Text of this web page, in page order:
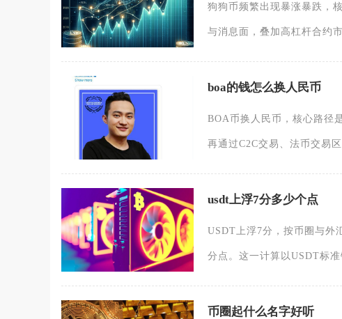
狗狗币频繁出现暴涨暴跌，
与消息面，叠加高杠杆合约
boa的钱怎么换人民币
BOA币换人民币，核心路径
再通过C2C交易、法币交易
usdt上浮7分多少个点
USDT上浮7分，按币圈与外
分点。这一计算以USDT标准
币圈起什么名字好听